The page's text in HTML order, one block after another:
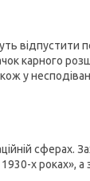
відпустити
карного
у
сферах.
х роках», а